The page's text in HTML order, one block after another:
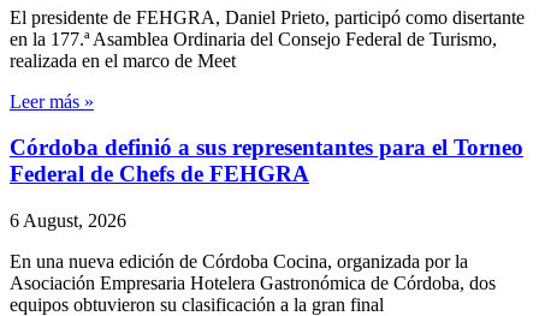
El presidente de FEHGRA, Daniel Prieto, participó como disertante
en la 177.ª Asamblea Ordinaria del Consejo Federal de Turismo,
realizada en el marco de Meet
Leer más »
Córdoba definió a sus representantes para el Torneo
Federal de Chefs de FEHGRA
6 August, 2026
En una nueva edición de Córdoba Cocina, organizada por la
Asociación Empresaria Hotelera Gastronómica de Córdoba, dos
equipos obtuvieron su clasificación a la gran final